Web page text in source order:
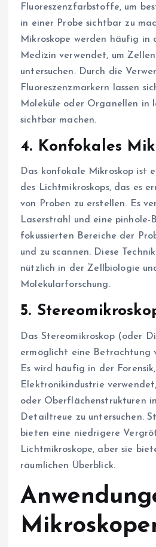
Fluoreszenzfarbstoffe, um
in einer Probe sichtbar zu
Mikroskope werden häufig in
Medizin verwendet, um
untersuchen. Durch die
Fluoreszenzmarkern lassen
Moleküle oder Organellen in
sichtbar machen.
4. Konfokales
Das konfokale Mikroskop ist
des Lichtmikroskops, das es
von Proben zu erstellen. Es
Laserstrahl und eine pinhole-
fokussierten Bereiche der
und zu scannen. Diese
nützlich in der Zellbiologie
Molekularforschung.
5.
Das Stereomikroskop (oder
ermöglicht eine Betrachtung
Es wird häufig in der
Elektronikindustrie
oder Oberflächenstrukturen
Detailtreue zu untersuchen.
bieten eine niedrigere
Lichtmikroskope, aber sie
räumlichen Überblick.